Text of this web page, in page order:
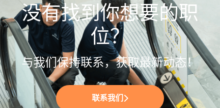
没有找到你想要的职
位？
与我们保持联系，获取最新动态！
联系我们